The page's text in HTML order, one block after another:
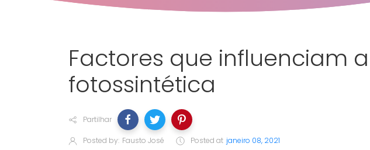
Factores que influenciam
fotossintética
Partilhar
Posted by: Fausto José Posted at janeiro 08, 2021